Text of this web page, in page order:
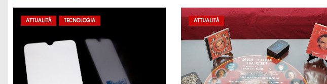
o
ATTUALITÀ TECNOLOGIA ATTUALITÀ